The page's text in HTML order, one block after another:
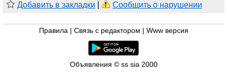
Добавить в закладки Сообщить о нарушении
Правила Связь с редактором Www версия
Объявления © ss sia 2000